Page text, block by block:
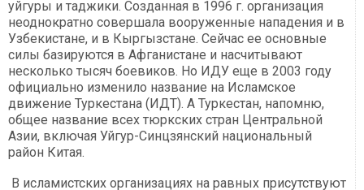
уйгуры и таджики. Созданная в 1996 г. организация
неоднократно совершала вооруженные нападения и в
Узбекистане, и в Кыргызстане. Сейчас ее основные
силы базируются в Афганистане и насчитывают
несколько тысяч боевиков. Но ИДУ еще в 2003 году
официально изменило название на Исламское
движение Туркестана (ИДТ). А Туркестан, напомню,
общее название всех тюркских стран Центральной
Азии, включая Уйгур-Синцзянский национальный
район Китая.
В исламистских организациях на равных присутствуют